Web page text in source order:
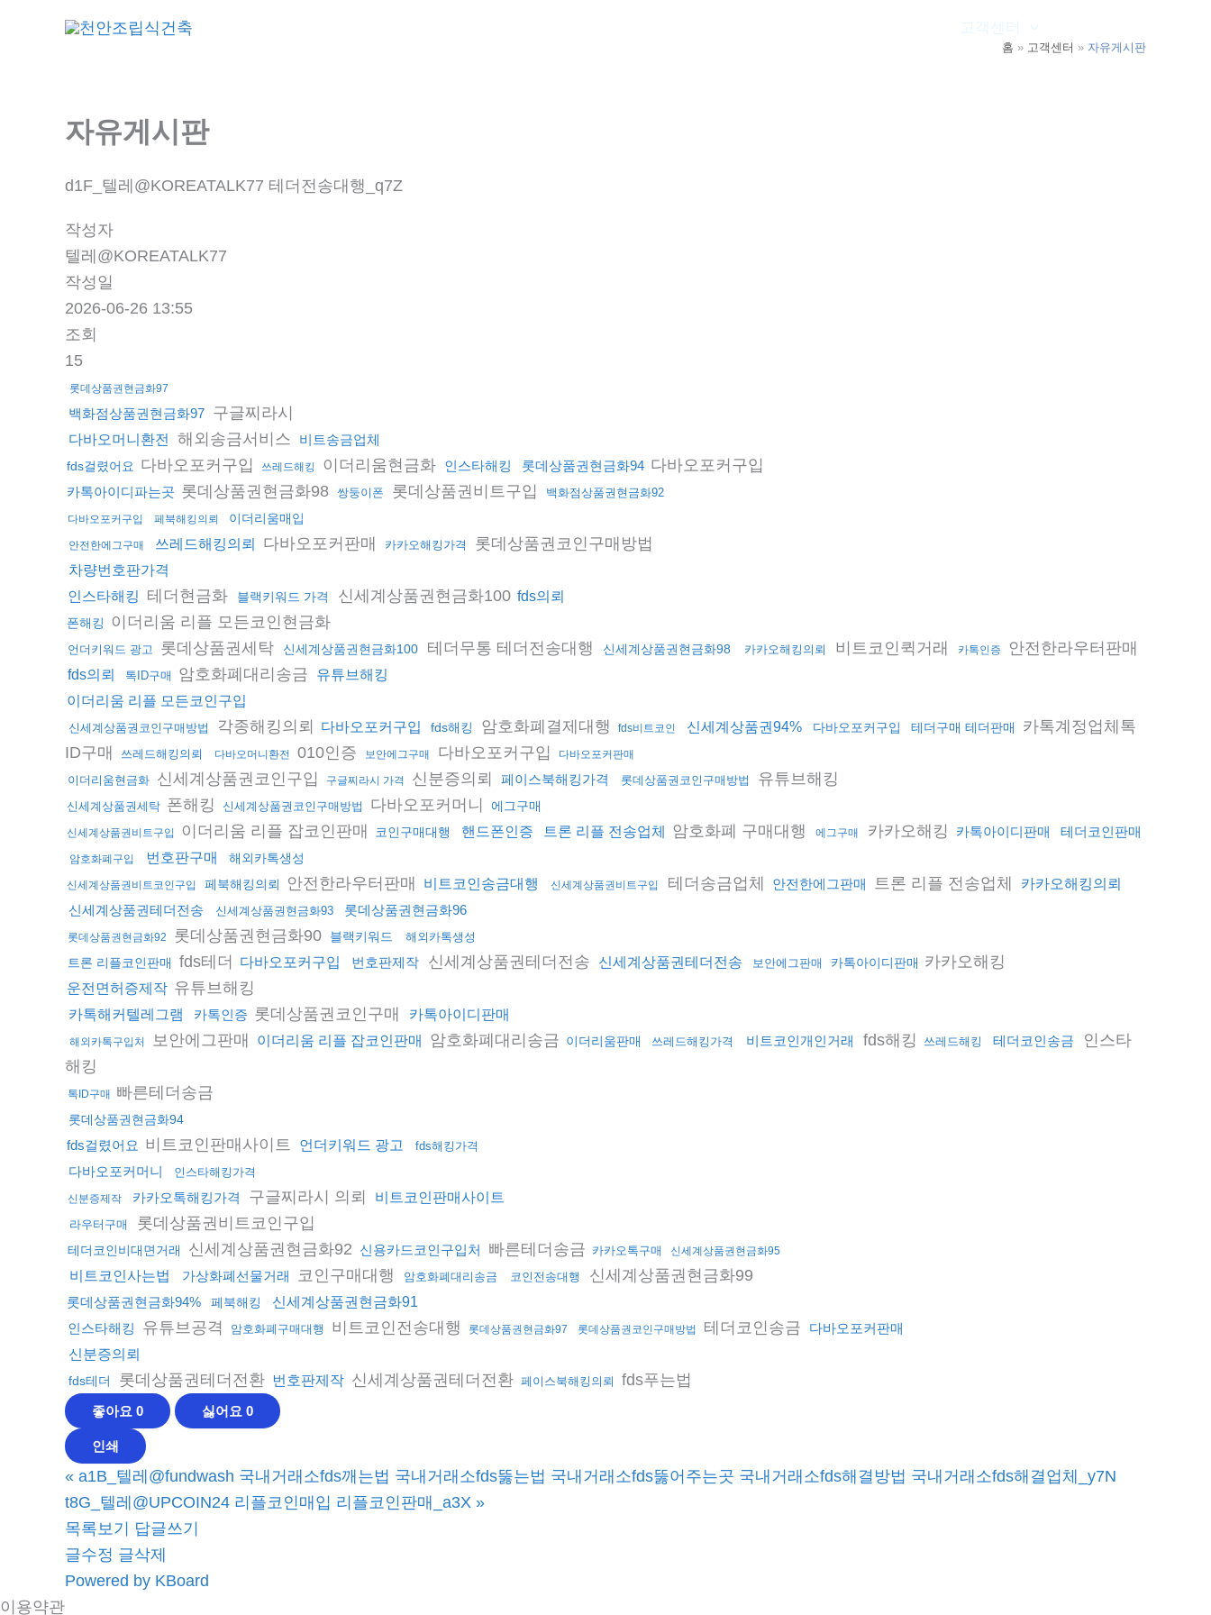
고객센터
홈 고객센터 자유게시판
자유게시판
d1F_텔레@KOREATALK77 테더전송대행_q7Z
작성자
텔레@KOREATALK77
작성일
2026-06-26 13:55
조회
15
롯데상품권현금화97
백화점상품권현금화97 구글찌라시
다바오머니환전 해외송금서비스 비트송금업체
fds걸렸어요 다바오포커구입 쓰레드해킹 이더리움현금화 인스타해킹 롯데상품권현금화94 다바오포커구입
카톡아이디파는곳 롯데상품권현금화98 쌍둥이폰 롯데상품권비트구입 백화점상품권현금화92
다바오포커구입 페북해킹의뢰 이더리움매입
안전한에그구매 쓰레드해킹의뢰 다바오포커판매 카카오해킹가격 롯데상품권코인구매방법
차량번호판가격
인스타해킹
테더현금화 블랙키워드 가격 신세계상품권현금화100 fds의뢰
폰해킹 이더리움 리플 모든코인현금화
언더키워드 광고 롯데상품권세탁 신세계상품권현금화100 테더무통 테더전송대행 신세계상품권현금화98 카카오해킹의뢰 비트코인퀵거래 카톡인증 안전한라우터판매
fds의뢰 톡ID구매 암호화폐대리송금
유튜브해킹
이더리움 리플 모든코인구입
신세계상품권코인구매방법 각종해킹의뢰 다바오포커구입 fds해킹 암호화폐결제대행 fds비트코인 신세계상품권94% 다바오포커구입 테더구매 테더판매
카톡계정업체톡
ID구매
쓰레드해킹의뢰 다바오머니환전 010인증 보안에그구매 다바오포커구입 다바오포커판매
이더리움현금화 신세계상품권코인구입 구글찌라시 가격 신분증의뢰 페이스북해킹가격 롯데상품권코인구매방법 유튜브해킹
신세계상품권세탁 폰해킹 신세계상품권코인구매방법 다바오포커머니 에그구매
신세계상품권비트구입 이더리움 리플 잡코인판매 코인구매대행 핸드폰인증 트론 리플 전송업체 암호화폐 구매대행 에그구매 카카오해킹 카톡아이디판매 테더코인판매
암호화폐구입 번호판구매 해외카톡생성
신세계상품권비트코인구입 페북해킹의뢰 안전한라우터판매 비트코인송금대행 신세계상품권비트구입 테더송금업체 안전한에그판매 트론 리플 전송업체
카카오해킹의뢰
신세계상품권테더전송
신세계상품권현금화93 롯데상품권현금화96
롯데상품권현금화92 롯데상품권현금화90 블랙키워드 해외카톡생성
트론 리플코인판매 fds테더 다바오포커구입 번호판제작 신세계상품권테더전송 신세계상품권테더전송 보안에그판매 카톡아이디판매 카카오해킹
운전면허증제작 유튜브해킹
카톡해커텔레그램 카톡인증 롯데상품권코인구매 카톡아이디판매
해외카톡구입처 보안에그판매 이더리움 리플 잡코인판매 암호화폐대리송금 이더리움판매 쓰레드해킹가격 비트코인개인거래 fds해킹 쓰레드해킹 테더코인송금
인스타
해킹
톡ID구매 빠른테더송금
롯데상품권현금화94
fds걸렸어요 비트코인판매사이트 언더키워드 광고 fds해킹가격
다바오포커머니 인스타해킹가격
신분증제작 카카오톡해킹가격 구글찌라시 의뢰 비트코인판매사이트
라우터구매 롯데상품권비트코인구입
테더코인비대면거래 신세계상품권현금화92 신용카드코인구입처 빠른테더송금 카카오톡구매 신세계상품권현금화95
비트코인사는법 가상화폐선물거래 코인구매대행 암호화폐대리송금 코인전송대행 신세계상품권현금화99
롯데상품권현금화94% 페북해킹
신세계상품권현금화91
인스타해킹
유튜브공격 암호화폐구매대행 비트코인전송대행 롯데상품권현금화97 롯데상품권코인구매방법 테더코인송금
다바오포커판매
신분증의뢰
fds테더 롯데상품권테더전환 번호판제작 신세계상품권테더전환 페이스북해킹의뢰 fds푸는법
좋아요 0 싫어요 0
인쇄
« a1B_텔레@fundwash 국내거래소fds깨는법 국내거래소fds뚫는법 국내거래소fds뚫어주는곳 국내거래소fds해결방법 국내거래소fds해결업체_y7N
t8G_텔레@UPCOIN24 리플코인매입 리플코인판매_a3X »
목록보기
답글쓰기
글수정 글삭제
Powered by KBoard
이용약관